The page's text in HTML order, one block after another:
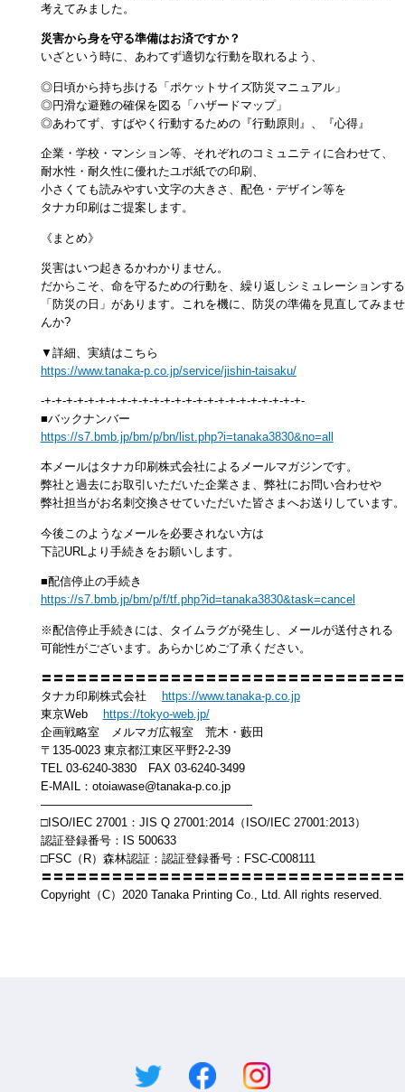
考えてみました。
災害から身を守る準備はお済ですか？
いざという時に、あわてず適切な行動を取れるよう、
◎日頃から持ち歩ける「ポケットサイズ防災マニュアル」
◎円滑な避難の確保を図る「ハザードマップ」
◎あわてず、すばやく行動するための『行動原則』、『心得』
企業・学校・マンション等、それぞれのコミュニティに合わせて、
耐水性・耐久性に優れたユポ紙での印刷、
小さくても読みやすい文字の大きさ、配色・デザイン等を
タナカ印刷はご提案します。
《まとめ》
災害はいつ起きるかわかりません。
だからこそ、命を守るための行動を、繰り返しシミュレーションする
「防災の日」があります。これを機に、防災の準備を見直してみませ
んか?
▼詳細、実績はこちら
https://www.tanaka-p.co.jp/service/jishin-taisaku/
-+-+-+-+-+-+-+-+-+-+-+-+-+-+-+-+-+-+-+-+-+-+-+-+-
■バックナンバー
https://s7.bmb.jp/bm/p/bn/list.php?i=tanaka3830&no=all
本メールはタナカ印刷株式会社によるメールマガジンです。
弊社と過去にお取引いただいた企業さま、弊社にお問い合わせや
弊社担当がお名刺交換させていただいた皆さまへお送りしています。
今後このようなメールを必要されない方は
下記URLより手続きをお願いします。
■配信停止の手続き
https://s7.bmb.jp/bm/p/f/tf.php?id=tanaka3830&task=cancel
※配信停止手続きには、タイムラグが発生し、メールが送付される
可能性がございます。あらかじめご了承ください。
〓〓〓〓〓〓〓〓〓〓〓〓〓〓〓〓〓〓〓〓〓〓〓〓〓〓〓〓〓〓〓
タナカ印刷株式会社
https://www.tanaka-p.co.jp
東京Web
https://tokyo-web.jp/
企画戦略室 メルマガ広報室 荒木・藪田
〒135-0023 東京都江東区平野2-2-39
TEL 03-6240-3830 FAX 03-6240-3499
E-MAIL：otoiawase@tanaka-p.co.jp
——————————————————
□ISO/IEC 27001：JIS Q 27001:2014（ISO/IEC 27001:2013）
認証登録番号：IS 500633
□FSC（R）森林認証：認証登録番号：FSC-C008111
〓〓〓〓〓〓〓〓〓〓〓〓〓〓〓〓〓〓〓〓〓〓〓〓〓〓〓〓〓〓〓
Copyright（C）2020 Tanaka Printing Co., Ltd. All rights reserved.